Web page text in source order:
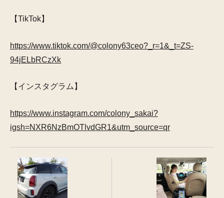
【TikTok】
https://www.tiktok.com/@colony63ceo?_r=1&_t=ZS-
94jELbRCzXk
【インスタグラム】
https://www.instagram.com/colony_sakai?
igsh=NXR6NzBmOTlvdGR1&utm_source=qr